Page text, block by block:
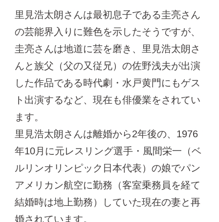
里見浩太朗さんは最初息子である圭亮さん
の芸能界入りに難色を示したそうですが、
圭亮さんは地道に芸を磨き、里見浩太朗さ
んと族父（父の又従兄）の佐野浅夫が出演
した作品である時代劇・水戸黄門にもゲス
ト出演するなど、現在も俳優業をされてい
ます。
里見浩太朗さんは離婚から2年後の、1976
年10月に元レスリング選手・風間栄一（ベ
ルリンオリンピック日本代表）の娘でパン
アメリカン航空に勤務（客室乗務員を経て
結婚時は地上勤務）していた現在の妻と再
婚されています。